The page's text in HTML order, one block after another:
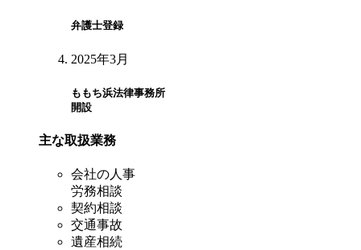
弁護士登録
2025年3月
ももち浜法律事務所
開設
主な取扱業務
会社の人事
労務相談
契約相談
交通事故
遺産相続